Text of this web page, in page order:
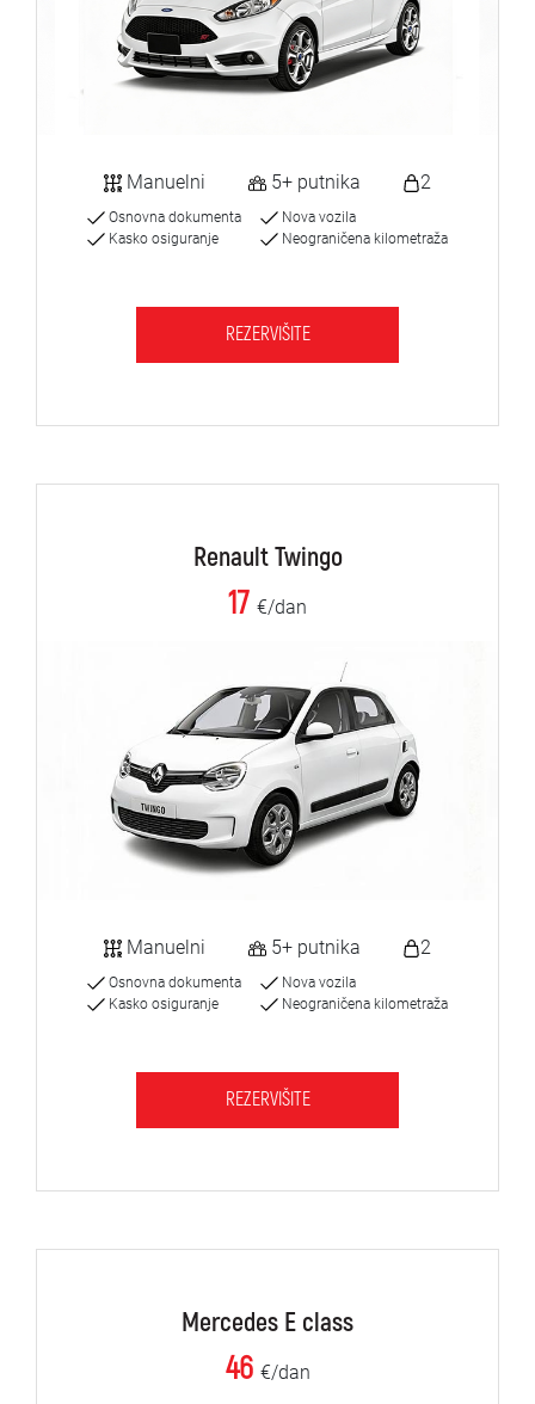
Manuelni 5+ putnika 2
Osnovna dokumenta
Kasko osiguranje
Nova vozila
Neograničena kilometraža
REZERVIŠITE
Renault Twingo
17 €/dan
Manuelni 5+ putnika 2
Osnovna dokumenta
Kasko osiguranje
Nova vozila
Neograničena kilometraža
REZERVIŠITE
Mercedes E class
46 €/dan